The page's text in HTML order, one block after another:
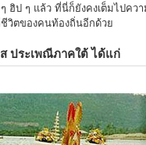
ฮิป ๆ แล้ว ที่นี่ก็ยังคงเต็มไปคว
วิตของคนท้องถิ่นอีกด้วย
ประเพณีภาคใต้ ได้แก่